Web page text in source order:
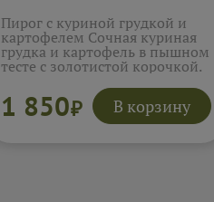
Пирог с куриной грудкой и
картофелем Сочная куриная
грудка и картофель в пышном
тесте с золотистой корочкой.
семьи.Подробнее...
1 850₽ В корзину